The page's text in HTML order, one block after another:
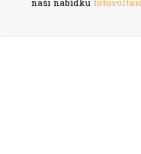
naši nabídku